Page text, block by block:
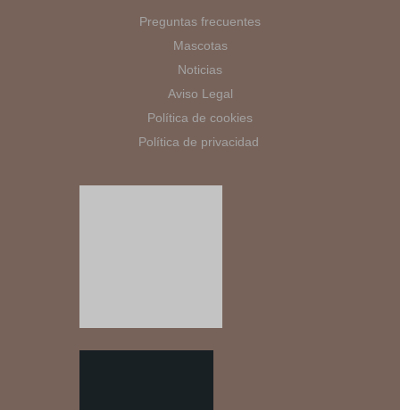
Preguntas frecuentes
Mascotas
Noticias
Aviso Legal
Política de cookies
Política de privacidad